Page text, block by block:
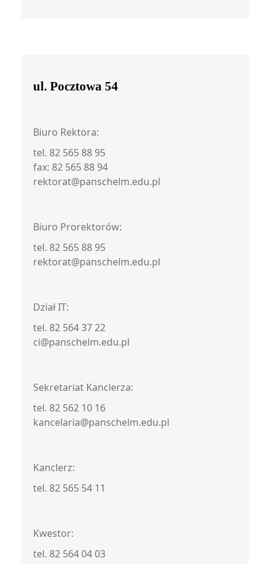
ul. Pocztowa 54
Biuro Rektora:
tel. 82 565 88 95
fax: 82 565 88 94
rektorat@panschelm.edu.pl
Biuro Prorektorów:
tel. 82 565 88 95
rektorat@panschelm.edu.pl
Dział IT:
tel. 82 564 37 22
ci@panschelm.edu.pl
Sekretariat Kanclerza:
tel. 82 562 10 16
kancelaria@panschelm.edu.pl
Kanclerz:
tel. 82 565 54 11
Kwestor:
tel. 82 564 04 03